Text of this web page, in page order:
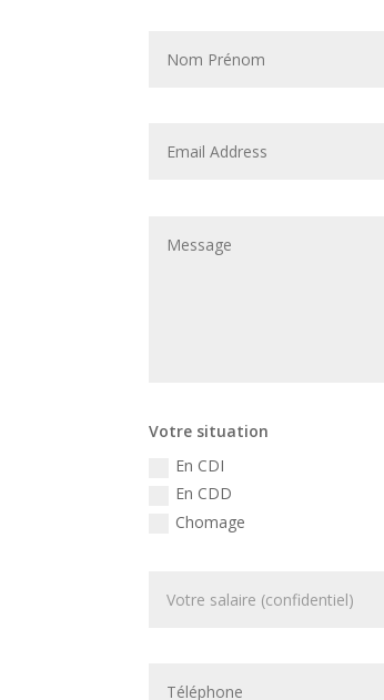
Votre situation
En CDI
En CDD
Chomage